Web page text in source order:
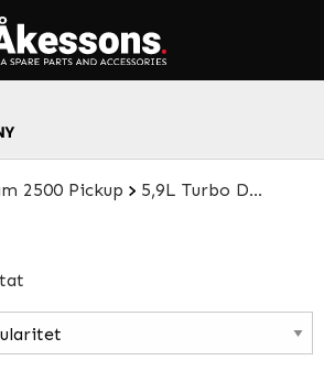
2500 Pickup 5,9L Turbo Diesel 00-07